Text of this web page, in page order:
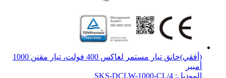
(أفقي)خانق تيار مستمر لعاكس 400 فولت، تيار مقنن 1000
أمبير
الموديل: SKS-DCLW-1000-CL/4